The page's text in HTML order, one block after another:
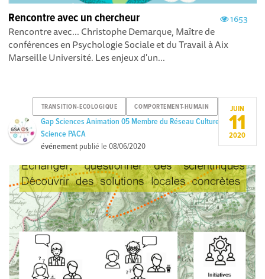
1653
Rencontre avec un chercheur
Rencontre avec... Christophe Demarque, Maître de
conférences en Psychologie Sociale et du Travail à Aix
Marseille Université. Les enjeux d'un...
TRANSITION-ECOLOGIQUE COMPORTEMENT-HUMAIN
Gap Sciences Animation 05 Membre du Réseau Culture
Science PACA
événement publié le08/06/2020
JUIN
11
2020